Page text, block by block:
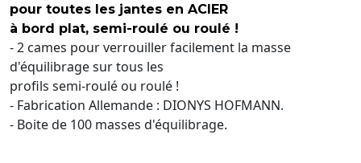
pour toutes les jantes en ACIER
à bord plat, semi-roulé ou roulé !
- 2 cames pour verrouiller facilement la masse
d'équilibrage sur tous les
profils semi-roulé ou roulé !
- Fabrication Allemande : DIONYS HOFMANN.
- Boite de 100 masses d'équilibrage.